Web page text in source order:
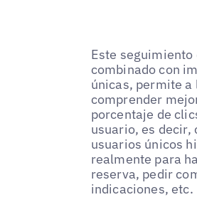
Este seguimiento
combinado con
únicas, permite a
comprender
porcentaje de
usuario, es decir,
usuarios únicos
realmente para
reserva, pedir
indicaciones, etc.